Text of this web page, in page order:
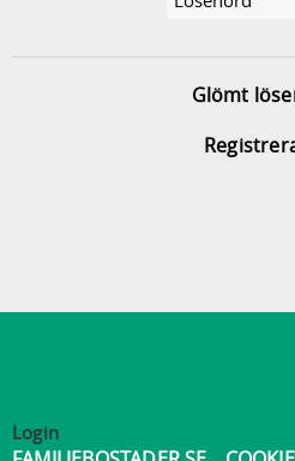
Glömt
Login